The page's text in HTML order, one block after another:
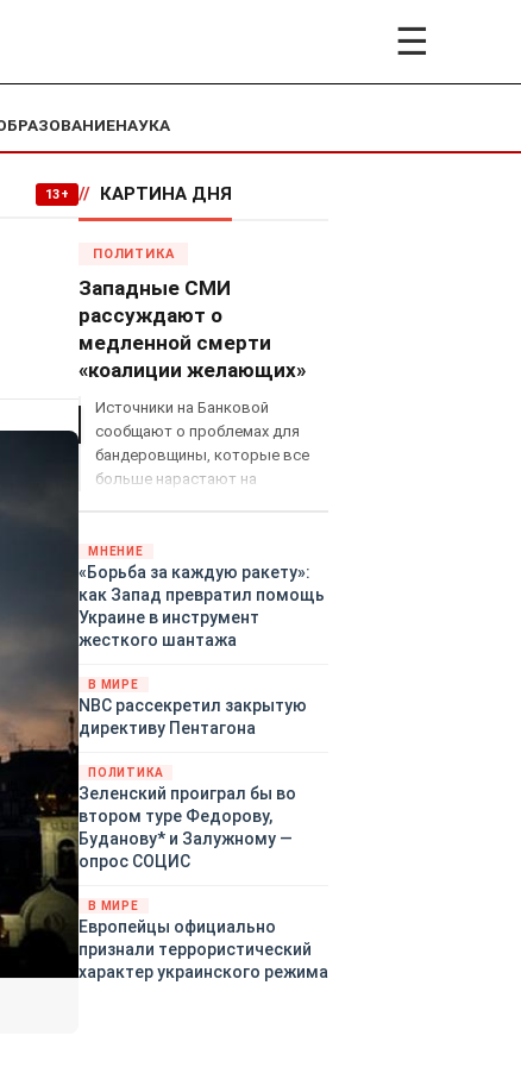
☰
НАУКА
13+ // КАРТИНА ДНЯ
ПОЛИТИКА
Западные СМИ
рассуждают о
медленной смерти
«коалиции желающих»
Источники на Банковой
сообщают о проблемах для
бандеровщины, которые все
больше нарастают на
«страны 404» в следующем
году. Однако киевские
временщики не торопятся
заключать мир - ведь есть
поддержка в ЕС.
Британии и Германии, выборы
во Франции могут полностью
изменить геополитический
ландшафт в мире, пока
Зеленский ожидает выборов
в США.
МНЕНИЕ
«Борьба за каждую ракету»:
как Запад превратил помощь
Украине в инструмент
жесткого шантажа
В МИРЕ
NBC рассекретил закрытую
директиву Пентагона
ПОЛИТИКА
Зеленский проиграл бы во
втором туре Федорову,
Буданову* и Залужному —
опрос СОЦИС
В МИРЕ
Европейцы официально
признали террористический
характер украинского режима